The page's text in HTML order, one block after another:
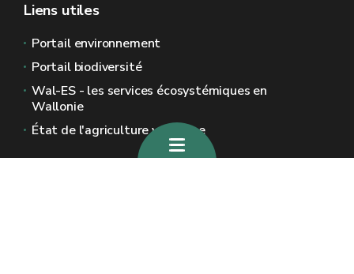
Liens utiles
Portail environnement
Portail biodiversité
Wal-ES - les services écosystémiques en
Wallonie
État de l'agriculture wallonne